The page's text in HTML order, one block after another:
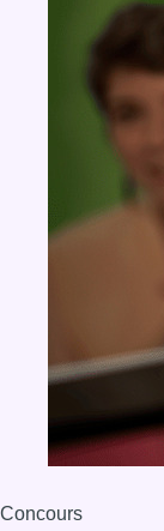
Concours